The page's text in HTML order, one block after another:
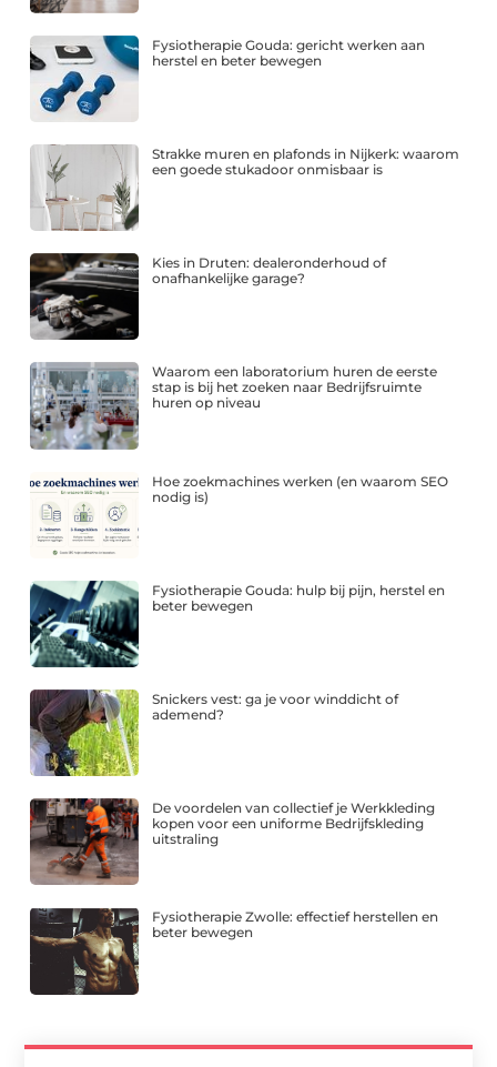
Fysiotherapie Gouda: gericht werken aan
herstel en beter bewegen
Strakke muren en plafonds in Nijkerk: waarom
een goede stukadoor onmisbaar is
Kies in Druten: dealeronderhoud of
onafhankelijke garage?
Waarom een laboratorium huren de eerste
stap is bij het zoeken naar Bedrijfsruimte
huren op niveau
Hoe zoekmachines werken (en waarom SEO
nodig is)
Fysiotherapie Gouda: hulp bij pijn, herstel en
beter bewegen
Snickers vest: ga je voor winddicht of
ademend?
De voordelen van collectief je Werkkleding
kopen voor een uniforme Bedrijfskleding
uitstraling
Fysiotherapie Zwolle: effectief herstellen en
beter bewegen